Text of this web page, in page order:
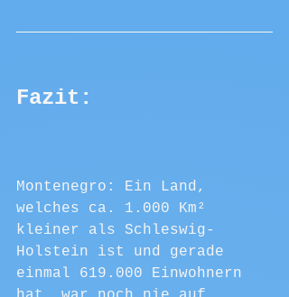
Fazit:
Montenegro: Ein Land,
welches ca. 1.000 Km²
kleiner als Schleswig-
Holstein ist und gerade
einmal 619.000 Einwohnern